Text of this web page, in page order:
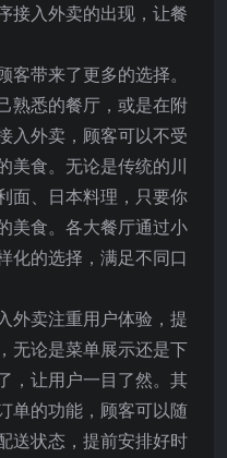
接入外卖的出现，让餐
带来了更多的选择。
熟悉的餐厅，或是在附
入外卖，顾客可以不受
美食。无论是传统的川
面、日本料理，只要你
美食。各大餐厅通过小
化的选择，满足不同口
外卖注重用户体验，提
无论是菜单展示还是下
，让用户一目了然。其
单的功能，顾客可以随
送状态，提前安排好时